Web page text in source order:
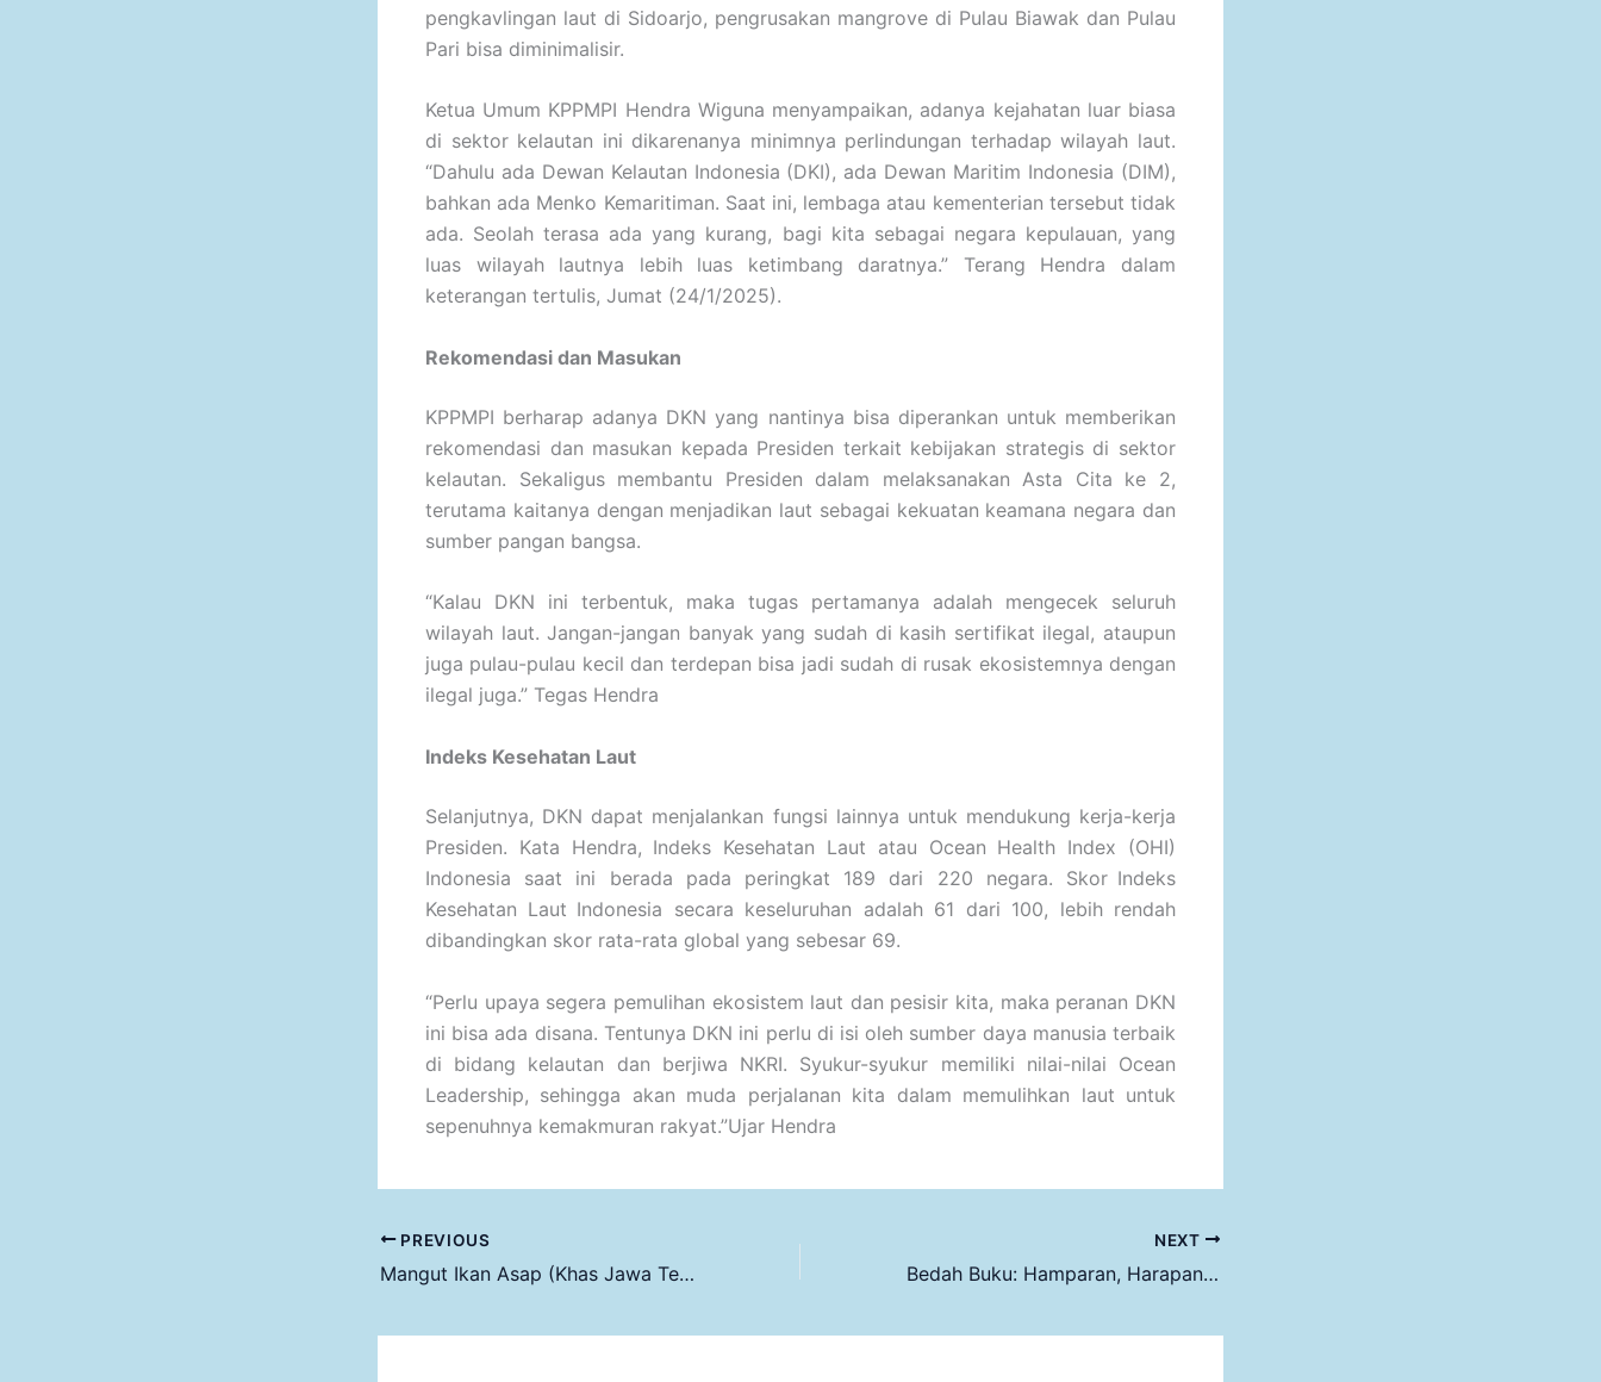
pengkavlingan laut di Sidoarjo, pengrusakan mangrove di Pulau Biawak dan Pulau
Pari bisa diminimalisir.
Ketua Umum KPPMPI Hendra Wiguna menyampaikan, adanya kejahatan luar biasa
di sektor kelautan ini dikarenanya minimnya perlindungan terhadap wilayah laut.
“Dahulu ada Dewan Kelautan Indonesia (DKI), ada Dewan Maritim Indonesia (DIM),
bahkan ada Menko Kemaritiman. Saat ini, lembaga atau kementerian tersebut tidak
ada. Seolah terasa ada yang kurang, bagi kita sebagai negara kepulauan, yang
luas wilayah lautnya lebih luas ketimbang daratnya.” Terang Hendra dalam
keterangan tertulis, Jumat (24/1/2025).
Rekomendasi dan Masukan
KPPMPI berharap adanya DKN yang nantinya bisa diperankan untuk memberikan
rekomendasi dan masukan kepada Presiden terkait kebijakan strategis di sektor
kelautan. Sekaligus membantu Presiden dalam melaksanakan Asta Cita ke 2,
terutama kaitanya dengan menjadikan laut sebagai kekuatan keamana negara dan
sumber pangan bangsa.
“Kalau DKN ini terbentuk, maka tugas pertamanya adalah mengecek seluruh
wilayah laut. Jangan-jangan banyak yang sudah di kasih sertifikat ilegal, ataupun
juga pulau-pulau kecil dan terdepan bisa jadi sudah di rusak ekosistemnya dengan
ilegal juga.” Tegas Hendra
Indeks Kesehatan Laut
Selanjutnya, DKN dapat menjalankan fungsi lainnya untuk mendukung kerja-kerja
Presiden. Kata Hendra, Indeks Kesehatan Laut atau Ocean Health Index (OHI)
Indonesia saat ini berada pada peringkat 189 dari 220 negara. Skor Indeks
Kesehatan Laut Indonesia secara keseluruhan adalah 61 dari 100, lebih rendah
dibandingkan skor rata-rata global yang sebesar 69.
“Perlu upaya segera pemulihan ekosistem laut dan pesisir kita, maka peranan DKN
ini bisa ada disana. Tentunya DKN ini perlu di isi oleh sumber daya manusia terbaik
di bidang kelautan dan berjiwa NKRI. Syukur-syukur memiliki nilai-nilai Ocean
Leadership, sehingga akan muda perjalanan kita dalam memulihkan laut untuk
sepenuhnya kemakmuran rakyat.”Ujar Hendra
PREVIOUS
Mangut Ikan Asap (Khas Jawa Tengah)
NEXT
Bedah Buku: Hamparan, Harapan dan Lautan: Buah Fikir Pemuda Pesisir